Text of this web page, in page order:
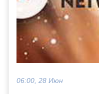
06:00, 28 Июн